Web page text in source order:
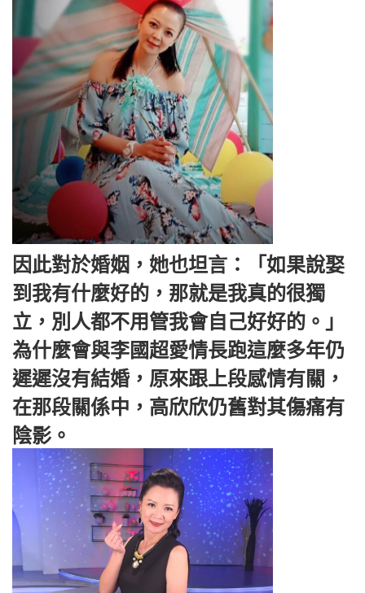
因此對於婚姻，她也坦言：「如果說娶
到我有什麼好的，那就是我真的很獨
立，別人都不用管我會自己好好的。」
為什麼會與李國超愛情長跑這麼多年仍
遲遲沒有結婚，原來跟上段感情有關，
在那段關係中，高欣欣仍舊對其傷痛有
陰影。